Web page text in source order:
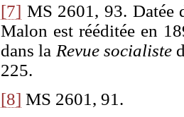
[7] MS 2601, 93.
Malon est rééditée en
dans la Revue socialiste
225.
[8] MS 2601, 91.